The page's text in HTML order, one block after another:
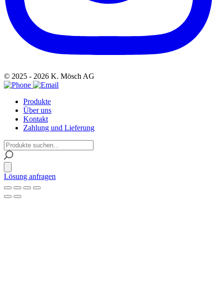
© 2025 - 2026 K. Mösch AG
Produkte
Über uns
Kontakt
Zahlung und Lieferung
Lösung anfragen